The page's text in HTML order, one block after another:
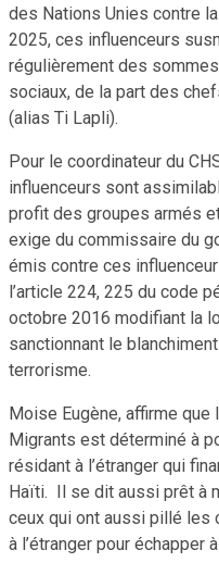
des Nations Unies contre
2025, ces influenceurs
régulièrement des
sociaux, de la part des
(alias Ti Lapli).
Pour le coordinateur du
influenceurs sont
profit des groupes armés
exige du commissaire du
émis contre ces
l’article 224, 225 du code
octobre 2016 modifiant la
sanctionnant le
terrorisme.
Moise Eugène, affirme
Migrants est déterminé à
résidant à l’étranger qui
Haïti. Il se dit aussi prêt à
ceux qui ont aussi pillé les
à l’étranger pour échapper